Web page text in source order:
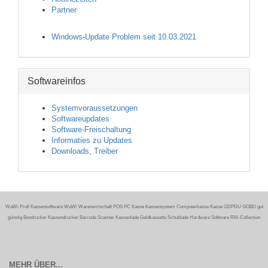
Partner
Windows-Update Problem seit 10.03.2021
Softwareinfos
Systemvoraussetzungen
Softwareupdates
Software-Freischaltung
Informaties zu Updates
Downloads, Treiber
WaWi Profi Kassensoftware WaWi Warenwirtschaft POS PC Kasse Kassensystem Computerkasse Kasse GDPDU GOBD gut
günstig Bondrucker Kassendrucker Barcode Scanner Kassenlade Geldkassette Schublade Hardware Software RM-Collection
MEHR ÜBER...